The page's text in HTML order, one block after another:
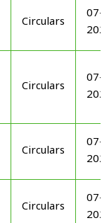
Circulars
07-
Circulars
07-
Circulars
07-
Circulars
07-